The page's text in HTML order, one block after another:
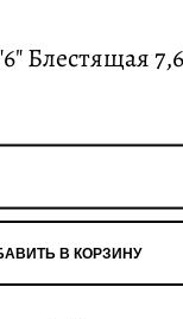
Блестящая
В КОРЗИНУ